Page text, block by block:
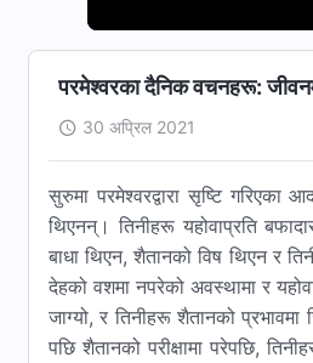
परमेश्‍वरका दैनिक वचनहरू:
30 अप्रिल 2021
सुरुमा परमेश्‍वरद्वारा सृष्टि
थिएनन्। तिनीहरू यहोवाप्रति
बाधा थिएन, शैतानको विष थिएन र
देहको वशमा नपरेको अवस्थामा र
जाग्यो, र तिनीहरू शैतानको
पछि शैतानको परीक्षामा परेपछि,